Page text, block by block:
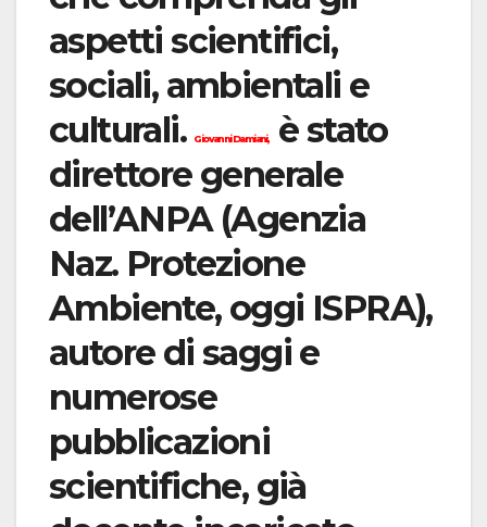
aspetti scientifici,
sociali, ambientali e
culturali.
Giovanni Damiani,
è stato
direttore generale
dell’ANPA (Agenzia
Naz. Protezione
Ambiente, oggi ISPRA),
autore di saggi e
numerose
pubblicazioni
scientifiche, già